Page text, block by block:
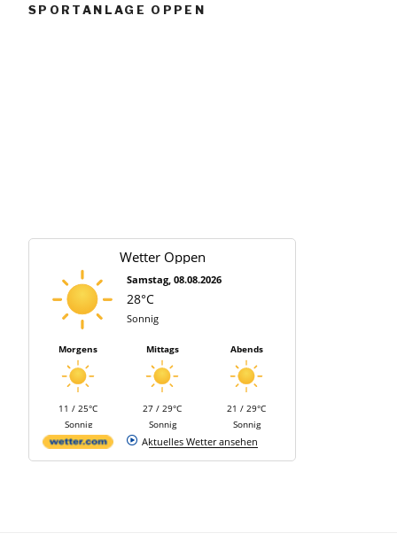
w
SPORTANLAGE OPPEN
Wetter Oppen
Samstag, 08.08.2026
28°C
Sonnig
Morgens
11 / 25°C
Sonnig
Mittags
27 / 29°C
Sonnig
Abends
21 / 29°C
Sonnig
Aktuelles Wetter ansehen